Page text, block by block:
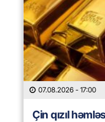
07.08.2026 - 17:00
Çin qızıl